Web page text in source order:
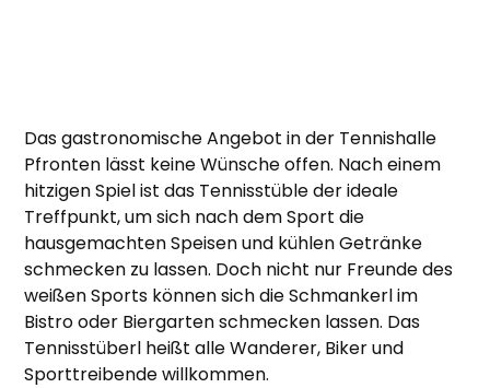
Das gastronomische Angebot in der Tennishalle
Pfronten lässt keine Wünsche offen. Nach einem
hitzigen Spiel ist das Tennisstüble der ideale
Treffpunkt, um sich nach dem Sport die
hausgemachten Speisen und kühlen Getränke
schmecken zu lassen. Doch nicht nur Freunde des
weißen Sports können sich die Schmankerl im
Bistro oder Biergarten schmecken lassen. Das
Tennisstüberl heißt alle Wanderer, Biker und
Sporttreibende willkommen.